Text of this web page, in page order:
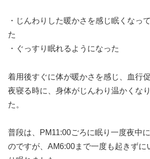
・じんわりした暖かさを感じ眠くなっ
た
・ぐっすり眠れるようになった
着用後すぐに体が暖かさを感じ、血行
夜寝る時に、身体がじんわり温かくな
た。
普段は、PM11:00ごろに眠り一度夜中
のですが、AM6:00まで一度も起きずに